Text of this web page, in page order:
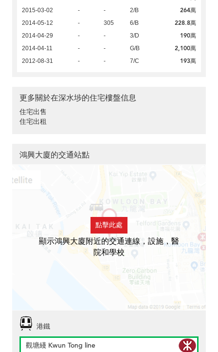
2015-03-02 - - 2/B 264萬
2014-05-12 - 305 6/B 228.8萬
2014-04-29 - - 3/D 190萬
2014-04-11 - - G/B 2,100萬
2012-08-31 - - 7/C 193萬
更多關於在深水埗的住宅樓盤信息
住宅出售
住宅出租
鴻興大廈的交通站點
點擊此處
顯示鴻興大廈附近的交通連線，設施，醫
院和學校
港鐵
觀塘綫 Kwun Tong line